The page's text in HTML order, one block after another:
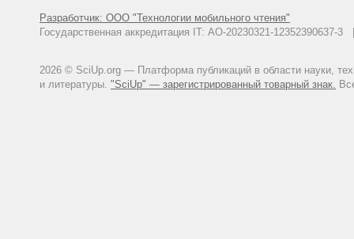
Разработчик: ООО "Технологии мобильного чтения"
Государственная аккредитация IT: АО-20230321-
2026 © SciUp.org — Платформа публикаций в области науки,
и литературы. "SciUp" — зарегистрированный товарный знак.